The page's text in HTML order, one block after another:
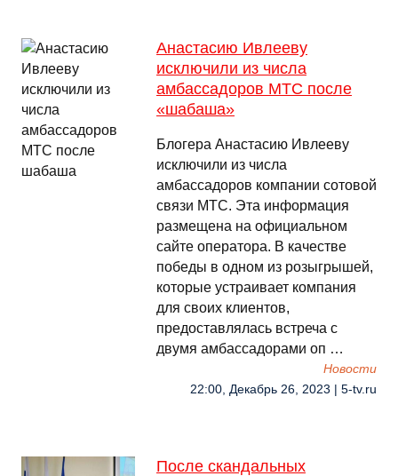
Анастасию Ивлееву
исключили из числа
амбассадоров МТС после
«шабаша»
Блогера Анастасию Ивлееву
исключили из числа
амбассадоров компании сотовой
связи МТС. Эта информация
размещена на официальном
сайте оператора. В качестве
победы в одном из розыгрышей,
которые устраивает компания
для своих клиентов,
предоставлялась встреча с
двумя амбассадорами оп …
Новости
22:00, Декабрь 26, 2023 | 5-tv.ru
После скандальных